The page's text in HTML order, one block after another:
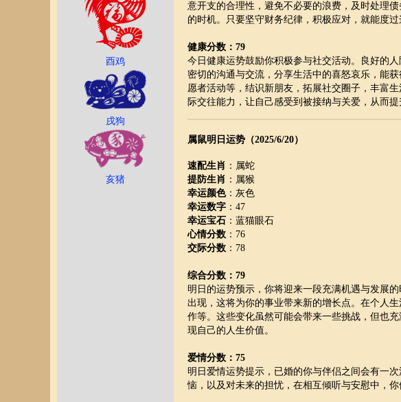
酉鸡
戌狗
亥猪
意开支的合理性，避免不必要的浪费，及时处理
的时机。只要坚守财务纪律，积极应对，就能度过
健康分数：79
今日健康运势鼓励你积极参与社交活动。良好的
密切的沟通与交流，分享生活中的喜怒哀乐，能
愿者活动等，结识新朋友，拓展社交圈子，丰富
际交往能力，让自己感受到被接纳与关爱，从而
属鼠明日运势（2025/6/20）
速配生肖 ：属蛇
提防生肖 ：属猴
幸运颜色：灰色
幸运数字 ：47
幸运宝石 ：蓝猫眼石
心情分数 ：76
交际分数 ：78
综合分数：79
明日的运势预示，你将迎来一段充满机遇与发展
出现，这将为你的事业带来新的增长点。在个人
作等。这些变化虽然可能会带来一些挑战，但也
现自己的人生价值。
爱情分数：75
明日爱情运势提示，已婚的你与伴侣之间会有一
恼，以及对未来的担忧，在相互倾听与安慰中，